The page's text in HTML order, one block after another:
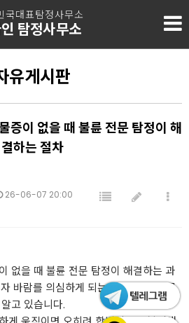
국대표탐정사무소
탐정사무소
유게시판
증이 없을 때 불륜 전문 탐정이 해
결하는 절차
26-06-07 20:00
없을 때 불륜 전문 탐정이 해결하는 과
바람를 의심하게 되는 순간, 세상이 무
고 있습니다.